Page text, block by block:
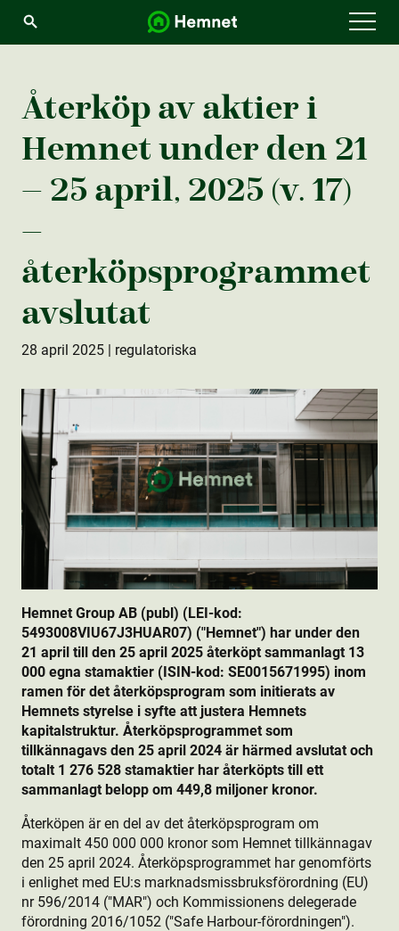
Återköp av aktie­r i
Hemnet under den 21
– 25 april, 2025 (v. 17)
–
återköpsprogrammet
avslutat
28 april 2025 | regulatoriska
Hemnet Group AB (publ) (LEI-kod:
5493008VIU67J3HUAR07) ("Hemnet") har under den
21 april till den 25 april 2025 återköpt sammanlagt 13
000 egna stamaktie­r (ISIN-kod: SE0015671995) inom
ramen för det återköpsprogram som initierats av
Hemnets styrelse i syfte att justera Hemnets
kapitalstruktur. Återköpsprogrammet som
tillkännagavs den 25 april 2024 är härmed avslutat och
totalt 1 276 528 stamaktie­r har återköpts till ett
sammanlagt belopp om 449,8 miljoner kronor.
Återköpen är en del av det återköpsprogram om
maximalt 450 000 000 kronor som Hemnet tillkännagav
den 25 april 2024. Återköpsprogrammet har genomförts
i enlighet med EU:s marknadsmissbruksförordning (EU)
nr 596/2014 ("MAR") och Kommissionens delegerade
förordning 2016/1052 ("Safe Harbour-förordningen").